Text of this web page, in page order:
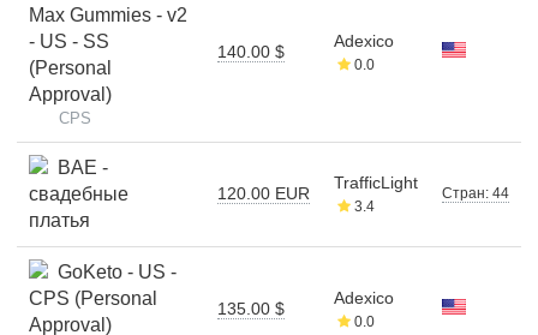
Max Gummies - v2
- US - SS
(Personal
Approval)
CPS
140.00 $
Adexico
0.0
BAE -
свадебные
платья
120.00 EUR
TrafficLight
3.4
Стран: 44
GoKeto - US -
CPS (Personal
Approval)
135.00 $
Adexico
0.0